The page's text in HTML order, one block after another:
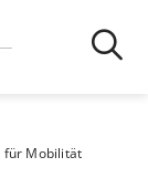
für Mobilität